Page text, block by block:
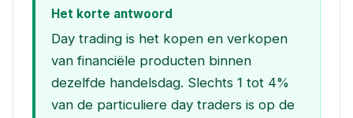
Het korte antwoord
Day trading is het kopen en verkopen
van financiële producten binnen
dezelfde handelsdag. Slechts 1 tot 4%
van de particuliere day traders is op de